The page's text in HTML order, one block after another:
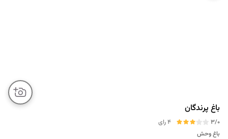
باغ پرندگان
3/0
4 رای
باغ وحش